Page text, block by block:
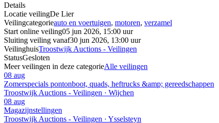
Details
Locatie veilingDe Lier
Veilingcategorieauto en voertuigen, motoren, verzamel
Start online veiling05 jun 2026, 15:00 uur
Sluiting veiling vanaf30 jun 2026, 13:00 uur
VeilinghuisTroostwijk Auctions - Veilingen
StatusGesloten
Meer veilingen in deze categorieAlle veilingen
08 aug
Zomerspecials pontonboot, quads, heftrucks &amp; gereedschappen
Troostwijk Auctions - Veilingen · Wijchen
08 aug
Magazijnstellingen
Troostwijk Auctions - Veilingen · Ysselsteyn